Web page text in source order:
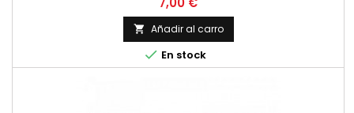
 Añadir al carro
 En stock